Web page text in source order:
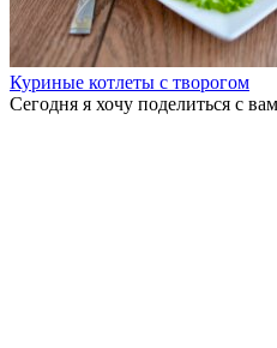
Куриные котлеты с творогом
Сегодня я хочу поделиться с